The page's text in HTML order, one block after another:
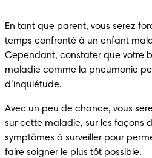
En tant que parent, vous serez
temps confronté à un enfant
Cependant, constater que votre
maladie comme la pneumonie
d’inquiétude.
Avec un peu de chance, vous
sur cette maladie, sur les façons
symptômes à surveiller pour
faire soigner le plus tôt possible.